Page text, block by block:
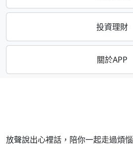
投資理財
關於APP
放聲說出心裡話，陪你一起走過煩惱